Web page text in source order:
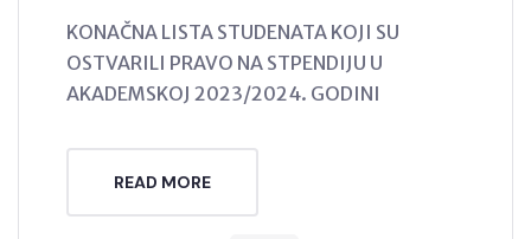
KONAČNA LISTA STUDENATA KOJI SU
OSTVARILI PRAVO NA STPENDIJU U
AKADEMSKOJ 2023/2024. GODINI
READ MORE